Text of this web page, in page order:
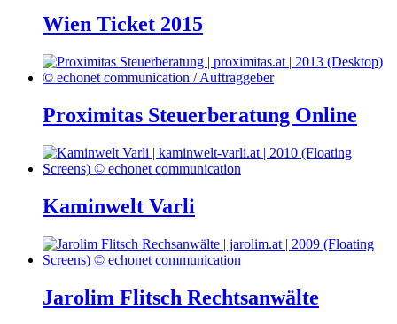
Wien Ticket 2015
Proximitas Steuerberatung Online
Kaminwelt Varli
Jarolim Flitsch Rechtsanwälte